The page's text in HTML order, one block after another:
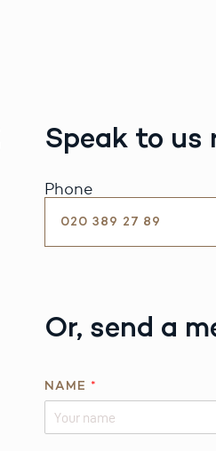
Speak to
Phone
020 389 27 89
Or, send a
NAME *